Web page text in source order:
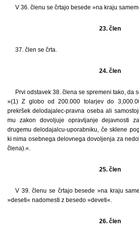
V 36. členu se črtajo besede »na kraju
23. člen
37. člen se črta.
24. člen
Prvi odstavek 38. člena se spremeni tako, da
»(1) Z globo od 200.000 tolarjev do
prekršek delodajalec-pravna oseba ali
mu zakon dovoljuje opravljanje dejavnosti
drugemu delodajalcu-uporabniku, če sklene
ki nima osebnega delovnega dovoljenja za
člena).«.
25. člen
V 39. členu se črtajo besede »na kraju
»deseti« nadomesti z besedo »deveti«.
26. člen